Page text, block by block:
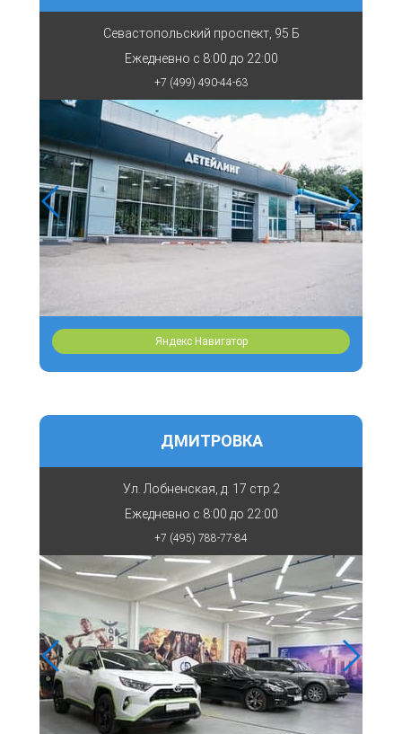
винил;
полиуретан.
Виниловая пленка отличается невысокой ценой. Тонкий материал
хорошо ложится на поверхность разной геометрической формы.
Обеспечивает достаточную защиту при поездках по городским
Полиуретан более прочен. Разорвать его невозможно. В сравнении с
винилом, стоимость такой пленки выше, срок эксплуатации дольше.
Как оклеить защитной пленкой автомобиль от сколов?
При нанесении защитной пленки на автомобиль от сколов необходимо
придерживаться строго определенной последовательности действий.
подбирают сертифицированные материалы в соответствии с
условиями, в которых эксплуатируется автомобиль;
тщательно обрабатывают поверхность перед оклеиванием;
Если вас посещает идея оклеить авто от сколов пленкой
самостоятельно, лучше от нее отказаться. Обеспечить высокое
качество при выполнении подобных работ можно только в условиях
Оклейка авто от сколов в «Quality Detailing»
Пленка защищает авто от сколов на лакокрасочном покрытии на 100%.
Выполнить на должном уровне работу по ее нанесению под силу
мастерам детейлинг-центра «Quality Detailing». Профильный центр
расположен в Москве. Запись на обслуживание доступна по телефону.
Севастопольский проспект, 95 Б
Ежедневно с 8:00 до 22:00
+7 (499) 490-44-63
Яндекс Навигатор
ДМИТРОВКА
Ул. Лобненская, д. 17 стр 2
Ежедневно с 8:00 до 22:00
+7 (495) 788-77-84